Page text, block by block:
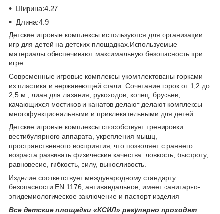
Ширина:4.27
Длина:4.9
Детские игровые комплексы используются для организации
игр для детей на детских площадках.Используемые
материалы обеспечивают максимальную безопасность при
игре
Современные игровые комплексы укомплектованы горками
из пластика и нержавеющей стали. Сочетание горок от 1,2 до
2,5 м., лиан для лазания, рукоходов, колец, брусьев,
качающихся мостиков и канатов делают делают комплексы
многофункциональными и привлекательными для детей.
Детские игровые комплексы способствует тренировки
вестибулярного аппарата, укрепления мышц,
пространственного восприятия, что позволяет с раннего
возраста развивать физические качества: ловкость, быстроту,
равновесие, гибкость, силу, выносливость.
Изделие соответствует международному стандарту
безопасности EN 1176, антивандальное, имеет санитарно-
эпидемиологическое заключение и паспорт изделия
Все детские площадки «КСИЛ» регулярно проходят